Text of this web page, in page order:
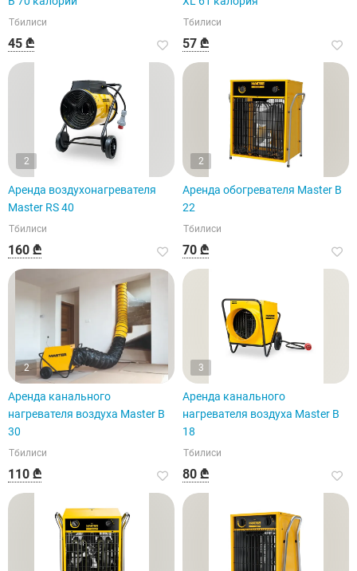
Тбилиси
45 ₾
Тбилиси
57 ₾
2
Аренда воздухонагревателя
Master RS ​​​​​​40
Тбилиси
160 ₾
2
Аренда обогревателя Master B
22
Тбилиси
70 ₾
2
Аренда канального
нагревателя воздуха Master B
30
Тбилиси
110 ₾
3
Аренда канального
нагревателя воздуха Master B
18
Тбилиси
80 ₾